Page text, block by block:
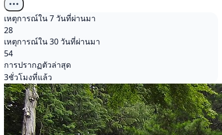
เหตุการณ์ใน 7 วันที่ผ่านมา
28
เหตุการณ์ใน 30 วันที่ผ่านมา
54
การปรากฏตัวล่าสุด
3ชั่วโมงที่แล้ว